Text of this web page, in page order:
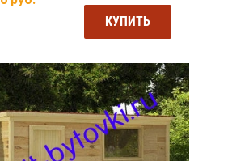
КУПИТЬ